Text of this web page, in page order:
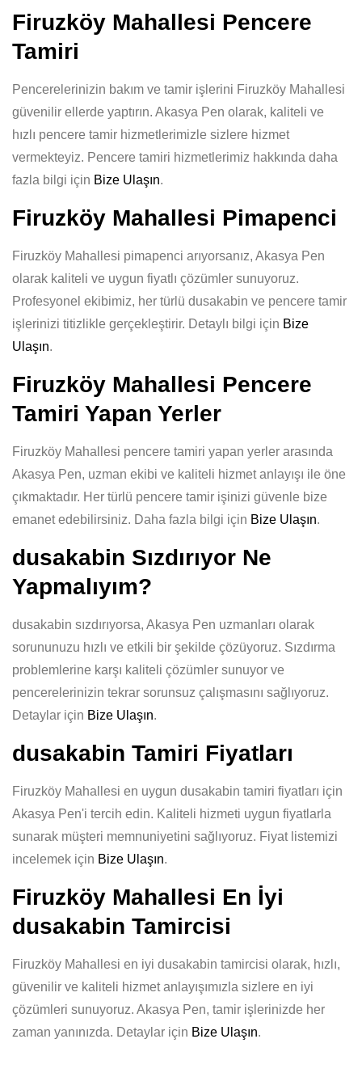
Firuzköy Mahallesi Pencere
Tamiri
Pencerelerinizin bakım ve tamir işlerini Firuzköy Mahallesi
güvenilir ellerde yaptırın. Akasya Pen olarak, kaliteli ve
hızlı pencere tamir hizmetlerimizle sizlere hizmet
vermekteyiz. Pencere tamiri hizmetlerimiz hakkında daha
fazla bilgi için Bize Ulaşın.
Firuzköy Mahallesi Pimapenci
Firuzköy Mahallesi pimapenci arıyorsanız, Akasya Pen
olarak kaliteli ve uygun fiyatlı çözümler sunuyoruz.
Profesyonel ekibimiz, her türlü dusakabin ve pencere tamir
işlerinizi titizlikle gerçekleştirir. Detaylı bilgi için Bize
Ulaşın.
Firuzköy Mahallesi Pencere
Tamiri Yapan Yerler
Firuzköy Mahallesi pencere tamiri yapan yerler arasında
Akasya Pen, uzman ekibi ve kaliteli hizmet anlayışı ile öne
çıkmaktadır. Her türlü pencere tamir işinizi güvenle bize
emanet edebilirsiniz. Daha fazla bilgi için Bize Ulaşın.
dusakabin Sızdırıyor Ne
Yapmalıyım?
dusakabin sızdırıyorsa, Akasya Pen uzmanları olarak
sorununuzu hızlı ve etkili bir şekilde çözüyoruz. Sızdırma
problemlerine karşı kaliteli çözümler sunuyor ve
pencerelerinizin tekrar sorunsuz çalışmasını sağlıyoruz.
Detaylar için Bize Ulaşın.
dusakabin Tamiri Fiyatları
Firuzköy Mahallesi en uygun dusakabin tamiri fiyatları için
Akasya Pen'i tercih edin. Kaliteli hizmeti uygun fiyatlarla
sunarak müşteri memnuniyetini sağlıyoruz. Fiyat listemizi
incelemek için Bize Ulaşın.
Firuzköy Mahallesi En İyi
dusakabin Tamircisi
Firuzköy Mahallesi en iyi dusakabin tamircisi olarak, hızlı,
güvenilir ve kaliteli hizmet anlayışımızla sizlere en iyi
çözümleri sunuyoruz. Akasya Pen, tamir işlerinizde her
zaman yanınızda. Detaylar için Bize Ulaşın.